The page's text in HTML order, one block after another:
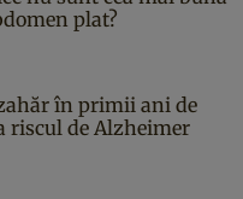
plat?
în primii ani de
riscul de Alzheimer